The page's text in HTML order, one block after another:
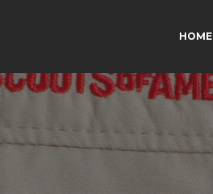
HOME